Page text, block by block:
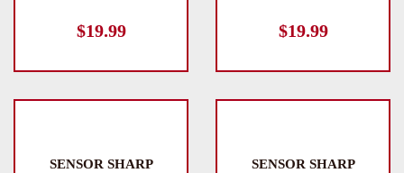
$19.99 $19.99
SENSOR SHARP
SENSOR SHARP